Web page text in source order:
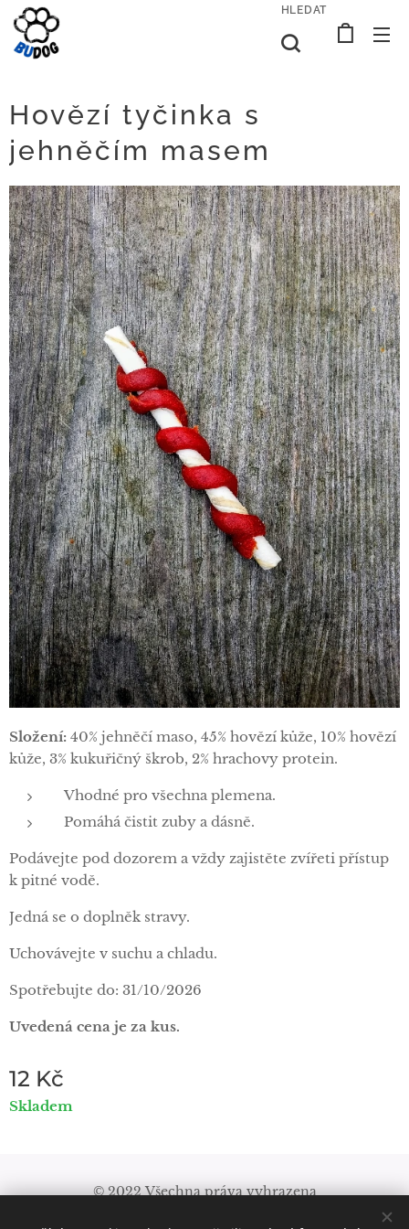
HLEDAT
Hovězí tyčinka s
jehněčím masem
Složení: 40% jehněčí maso, 45% hovězí kůže, 10% hovězí
kůže, 3% kukuřičný škrob, 2% hrachovy protein.
Vhodné pro všechna plemena.
Pomáhá čistit zuby a dásně.
Podávejte pod dozorem a vždy zajistěte zvířeti přístup
k pitné vodě.
Jedná se o doplněk stravy.
Uchovávejte v suchu a chladu.
Spotřebujte do: 31/10/2026
Uvedená cena je za kus.
12 Kč
Skladem
© 2022 Všechna práva vyhrazena